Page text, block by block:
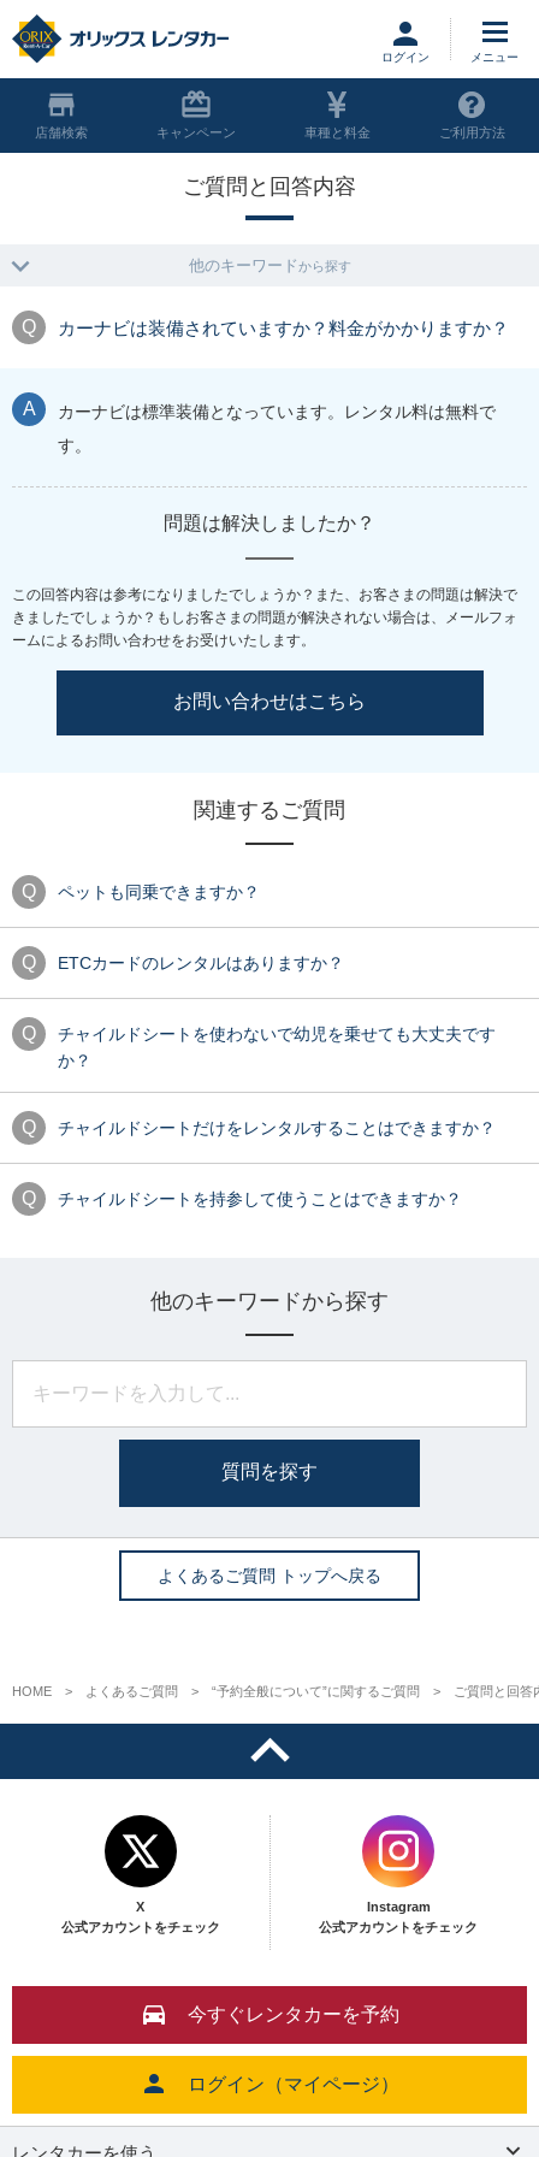
ログイン
店舗 キャンペーン 車種と料金 ご利用方法
ご質問と回答内容
他のキーワードから探す
カーナビは装備されていますか？料金がかかりますか？
カーナビは標準装備となっています。レンタル料は無料で
す。
問題は解決しましたか？
この回答内容は参考になりましたでしょうか？また、お客さまの問題は解決で
きましたでしょうか？ もしお客さまの問題が解決されない場合は、メールフォ
ームによるお問い合わせをお受けいたします。
お問い合わせはこちら
関連するご質問
ペットも同乗できますか？
ETCカードのレンタルはありますか？
チャイルドシートを使わないで幼児を乗せても大丈夫です
か？
チャイルドシートだけをレンタルすることはできますか？
チャイルドシートを持参して使うことはできますか？
他のキーワードから探す
質問を探す
よくあるご質問 トップへ戻る
HOME よくあるご質問 “予約全般について”に関するご質問 ご質問と回答
X
公式アカウントをチェック
Instagram
公式アカウントをチェック
今すぐレンタカーを予約
ログイン（マイページ）
レンタカーを使う